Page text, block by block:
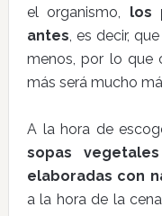
el organismo, los
antes, es decir,
menos, por lo que
más será mucho
A la hora de
sopas
elaboradas con
a la hora de la